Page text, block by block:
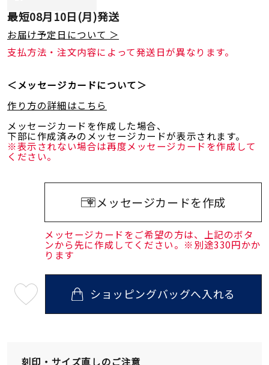
最短08月10日(月)発送
お届け予定日について ＞
支払方法・注文内容によって発送日が異なります。
＜メッセージカードについて＞
作り方の詳細はこちら
メッセージカードを作成した場合、
下部に作成済みのメッセージカードが表示されます。
※表示されない場合は再度メッセージカードを作成して
ください。
メッセージカードを作成
メッセージカードをご希望の方は、上記のボタ
ンから先に作成してください。※別途330円かか
ります
08
送
ショッピングバッグへ入れる
刻印・サイズ直しのご注意